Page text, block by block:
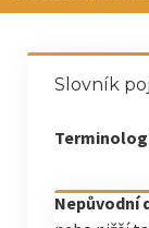
Slovník
Nepůvodní